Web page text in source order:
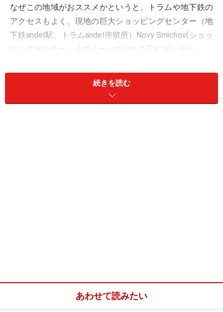
なぜこの地域がおススメかというと、トラムや地下鉄の
アクセスもよく、現地の巨大ショッピングセンター（地
下鉄andel駅、トラムandel停留所）Novy Smichov(ショッ
ピングセンター・ノヴィー・スミホフ店)に近いから。
前のお水やビールの飲食物、アパレルから電化製品、お
どの国にいってもまず現地のスーパーが気になるので、
方面でお馴染みの、打刻式です。必ず打刻してから乗車
しましょう。3Day、1Day、時間単位などチケットはさま
続きを読む
あわせて読みたい